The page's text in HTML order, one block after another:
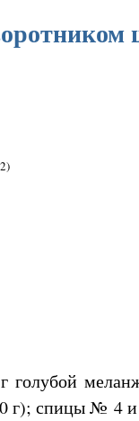
г голубой
г); спицы № 4